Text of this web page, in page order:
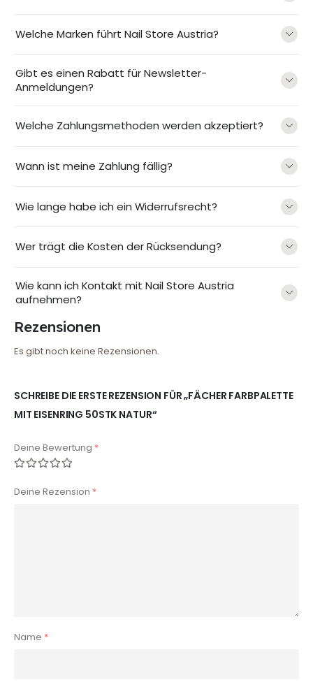
Welche Marken führt Nail Store Austria?
Gibt es einen Rabatt für Newsletter-
Anmeldungen?
Welche Zahlungsmethoden werden akzeptiert?
Wann ist meine Zahlung fällig?
Wie lange habe ich ein Widerrufsrecht?
Wer trägt die Kosten der Rücksendung?
Wie kann ich Kontakt mit Nail Store Austria
aufnehmen?
Rezensionen
Es gibt noch keine Rezensionen.
SCHREIBE DIE ERSTE REZENSION FÜR „FÄCHER FARBPALETTE
MIT EISENRING 50STK NATUR“
Deine Bewertung *
Deine Rezension *
Name *